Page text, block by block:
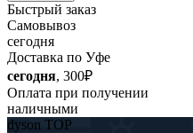
Быстрый заказ
Самовывоз
сегодня
Доставка по Уфе
сегодня, 300₽
Оплата при получении
наличными
dyson TOP